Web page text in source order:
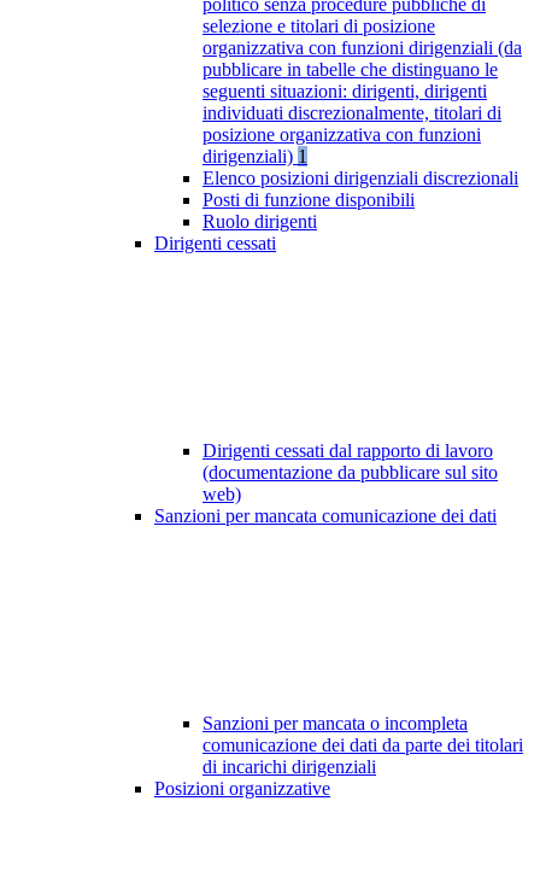
politico senza procedure pubbliche di
selezione e titolari di posizione
organizzativa con funzioni dirigenziali (da
pubblicare in tabelle che distinguano le
seguenti situazioni: dirigenti, dirigenti
individuati discrezionalmente, titolari di
posizione organizzativa con funzioni
dirigenziali) 1
Elenco posizioni dirigenziali discrezionali
Posti di funzione disponibili
Ruolo dirigenti
Dirigenti cessati
Dirigenti cessati dal rapporto di lavoro
(documentazione da pubblicare sul sito
web)
Sanzioni per mancata comunicazione dei dati
Sanzioni per mancata o incompleta
comunicazione dei dati da parte dei titolari
di incarichi dirigenziali
Posizioni organizzative